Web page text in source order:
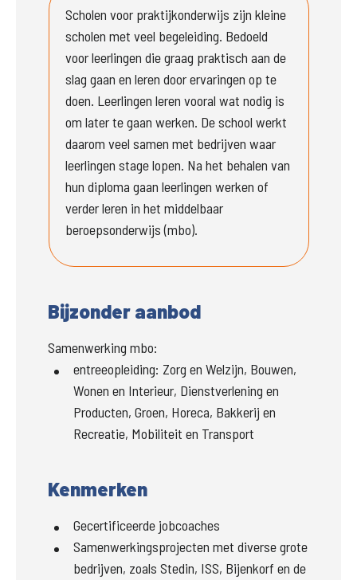
Scholen voor praktijkonderwijs zijn kleine
scholen met veel begeleiding. Bedoeld
voor leerlingen die graag praktisch aan de
slag gaan en leren door ervaringen op te
doen. Leerlingen leren vooral wat nodig is
om later te gaan werken. De school werkt
daarom veel samen met bedrijven waar
leerlingen stage lopen. Na het behalen van
hun diploma gaan leerlingen werken of
verder leren in het middelbaar
beroepsonderwijs (mbo).
Bijzonder aanbod
Samenwerking mbo:
entreeopleiding: Zorg en Welzijn, Bouwen,
Wonen en Interieur, Dienstverlening en
Producten, Groen, Horeca, Bakkerij en
Recreatie, Mobiliteit en Transport
Kenmerken
Gecertificeerde jobcoaches
Samenwerkingsprojecten met diverse grote
bedrijven, zoals Stedin, ISS, Bijenkorf en de